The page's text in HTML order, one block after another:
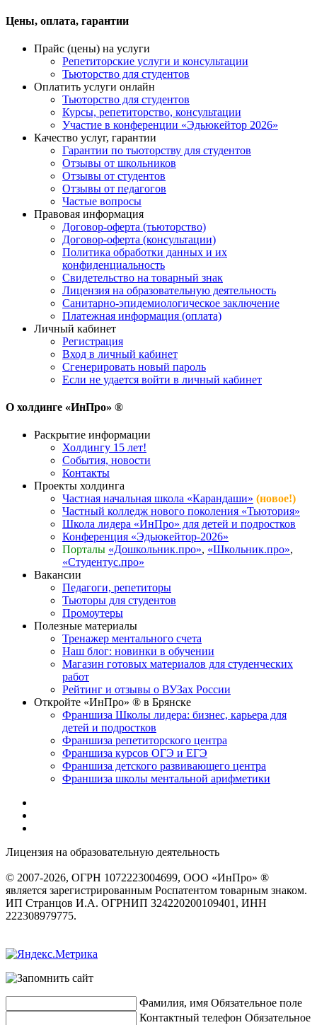
Цены, оплата, гарантии
Прайс (цены) на услуги
Репетиторские услуги и консультации
Тьюторство для студентов
Оплатить услуги онлайн
Тьюторство для студентов
Курсы, репетиторство, консультации
Участие в конференции «Эдьюкейтор 2026»
Качество услуг, гарантии
Гарантии по тьюторству для студентов
Отзывы от школьников
Отзывы от студентов
Отзывы от педагогов
Частые вопросы
Правовая информация
Договор-оферта (тьюторство)
Договор-оферта (консультации)
Политика обработки данных и их
конфиденциальность
Свидетельство на товарный знак
Лицензия на образовательную деятельность
Санитарно-эпидемиологическое заключение
Платежная информация (оплата)
Личный кабинет
Регистрация
Вход в личный кабинет
Сгенерировать новый пароль
Если не удается войти в личный кабинет
О холдинге «ИнПро» ®
Раскрытие информации
Холдингу 15 лет!
События, новости
Контакты
Проекты холдинга
Частная начальная школа «Карандаши» (новое!)
Частный колледж нового поколения «Тьютория»
Школа лидера «ИнПро» для детей и подростков
Конференция «Эдьюкейтор-2026»
Порталы «Дошкольник.про», «Школьник.про»,
«Студентус.про»
Вакансии
Педагоги, репетиторы
Тьюторы для студентов
Промоутеры
Полезные материалы
Тренажер ментального счета
Наш блог: новинки в обучении
Магазин готовых материалов для студенческих
работ
Рейтинг и отзывы о ВУЗах России
Откройте «ИнПро» ® в Брянске
Франшиза Школы лидера: бизнес, карьера для
детей и подростков
Франшиза репетиторского центра
Франшиза курсов ОГЭ и ЕГЭ
Франшиза детского развивающего центра
Франшиза школы ментальной арифметики
Лицензия на образовательную деятельность
© 2007-2026, ОГРН 1072223004699, ООО «ИнПро» ®
является зарегистрированным Роспатентом товарным знаком.
ИП Странцов И.А. ОГРНИП 324220200109401, ИНН
222308979775.
Фамилия, имя Обязательное поле
Контактный телефон Обязательное